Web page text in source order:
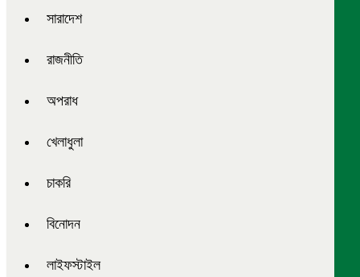
সারাদেশ
রাজনীতি
অপরাধ
খেলাধুলা
চাকরি
বিনোদন
লাইফস্টাইল